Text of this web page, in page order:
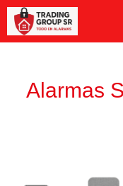
Saltar
contenido
Alarmas